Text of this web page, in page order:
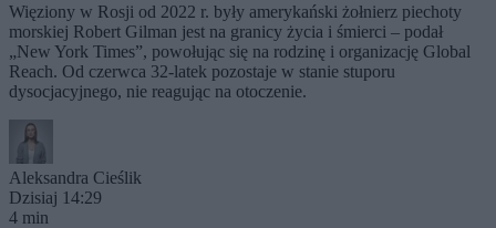
Więziony w Rosji od 2022 r. były amerykański żołnierz piechoty
morskiej Robert Gilman jest na granicy życia i śmierci – podał
„New York Times”, powołując się na rodzinę i organizację Global
Reach. Od czerwca 32-latek pozostaje w stanie stuporu
dysocjacyjnego, nie reagując na otoczenie.
Aleksandra Cieślik
Dzisiaj 14:29
4 min